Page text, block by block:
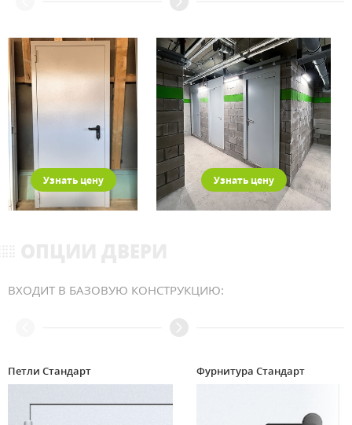
Узнать цену Узнать цену
ВХОДИТ В БАЗОВУЮ КОНСТРУКЦИЮ:
Петли Стандарт Фурнитура Стандарт